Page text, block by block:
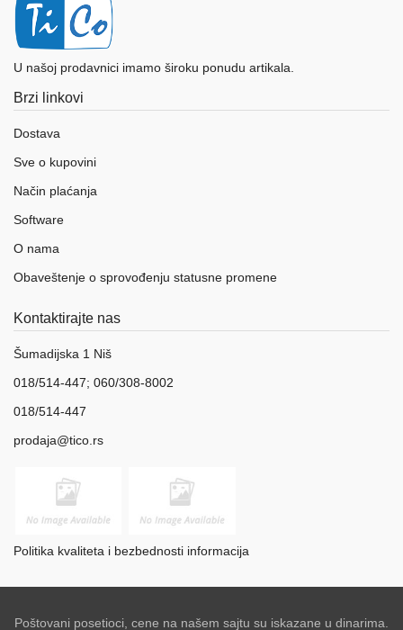
U našoj prodavnici imamo široku ponudu artikala.
Brzi linkovi
Dostava
Sve o kupovini
Način plaćanja
Software
O nama
Obaveštenje o sprovođenju statusne promene
Kontaktirajte nas
Šumadijska 1 Niš
018/514-447; 060/308-8002
018/514-447
prodaja@tico.rs
Politika kvaliteta i bezbednosti informacija
Poštovani posetioci, cene na našem sajtu su iskazane u dinarima.